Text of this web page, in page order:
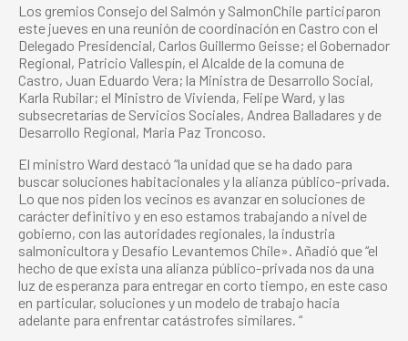
Los gremios Consejo del Salmón y SalmonChile participaron
este jueves en una reunión de coordinación en Castro con el
Delegado Presidencial, Carlos Guillermo Geisse; el Gobernador
Regional, Patricio Vallespín, el Alcalde de la comuna de
Castro, Juan Eduardo Vera; la Ministra de Desarrollo Social,
Karla Rubilar; el Ministro de Vivienda, Felipe Ward, y las
subsecretarías de Servicios Sociales, Andrea Balladares y de
Desarrollo Regional, Maria Paz Troncoso.
El ministro Ward destacó “la unidad que se ha dado para
buscar soluciones habitacionales y la alianza público-privada.
Lo que nos piden los vecinos es avanzar en soluciones de
carácter definitivo y en eso estamos trabajando a nivel de
gobierno, con las autoridades regionales, la industria
salmonicultora y Desafío Levantemos Chile». Añadió que “el
hecho de que exista una alianza público-privada nos da una
luz de esperanza para entregar en corto tiempo, en este caso
en particular, soluciones y un modelo de trabajo hacia
adelante para enfrentar catástrofes similares. “